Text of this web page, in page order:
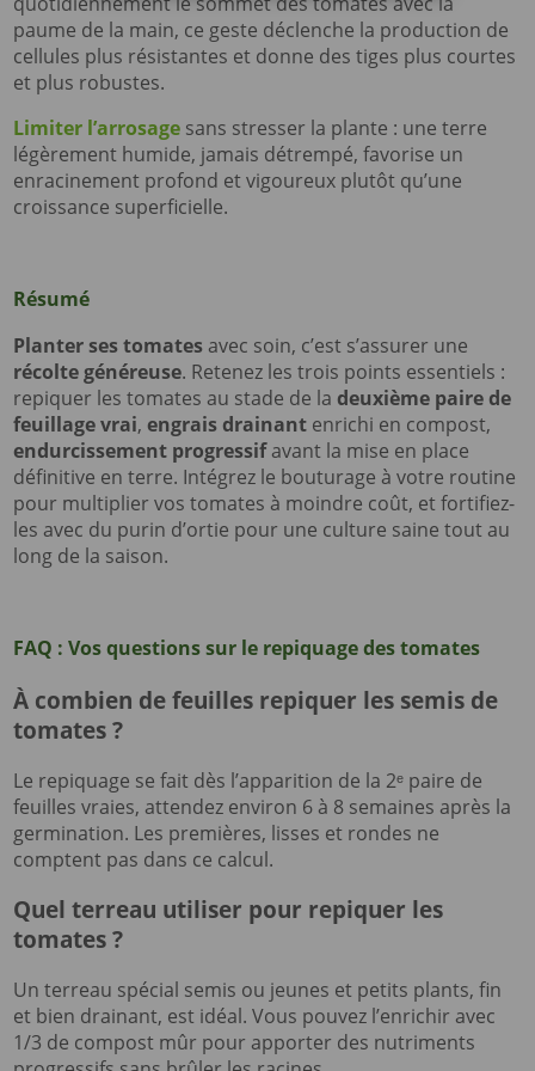
paume de la main, ce geste déclenche la production de
cellules plus résistantes et donne des tiges plus courtes
et plus robustes.
Limiter l’arrosage sans stresser la plante : une terre
légèrement humide, jamais détrempé, favorise un
enracinement profond et vigoureux plutôt qu’une
croissance superficielle.
Résumé
Planter ses tomates avec soin, c’est s’assurer une
récolte généreuse. Retenez les trois points essentiels :
repiquer les tomates au stade de ladeuxième paire de
feuillage vrai,engrais drainant enrichi en compost,
endurcissement progressifavant la mise en place
définitive en terre. Intégrez le bouturage à votre routine
pour multiplier vos tomates à moindre coût, et fortifiez-
les avec du purin d’ortie pour une culture saine tout au
long de la saison.
FAQ : Vos questions sur le repiquage des tomates
À combien de feuilles repiquer les semis de
tomates ?
Le repiquage se fait dès l’apparition de la 2ᵉ paire de
feuilles vraies, attendez environ 6 à 8 semaines après la
germination. Les premières, lisses et rondes ne
comptent pas dans ce calcul.
Quel terreau utiliser pour repiquer les
tomates ?
Un terreau spécial semis ou jeunes et petits plants, fin
et bien drainant, est idéal. Vous pouvez l’enrichir avec
1/3 de compost mûr pour apporter des nutriments